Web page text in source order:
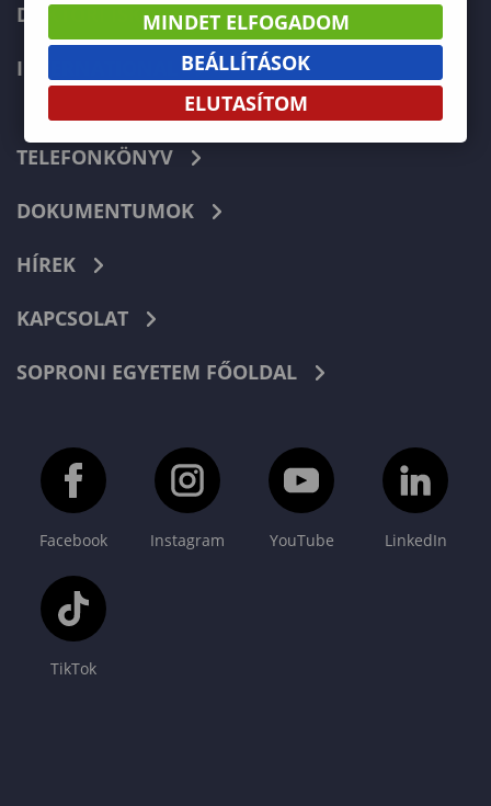
DOKTORI ISKOLA
INTERNATIONAL
TELEFONKÖNYV
DOKUMENTUMOK
HÍREK
KAPCSOLAT
SOPRONI EGYETEM FŐOLDAL
Facebook Instagram YouTube LinkedIn
TikTok
MINDET ELFOGADOM
BEÁLLÍTÁSOK
ELUTASÍTOM